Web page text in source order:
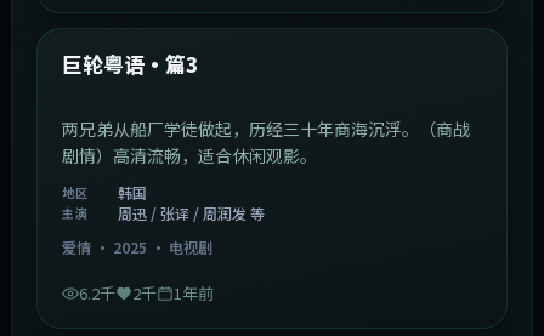
最新
巨轮粤语·篇3
两兄弟从船厂学徒做起，历经三十年商海沉浮。（商战
剧情）高清流畅，适合休闲观影。
地区 韩国
主演
周迅 / 张译 / 周润发 等
爱情· 2025 · 电视剧
6.2千 2千 1年前